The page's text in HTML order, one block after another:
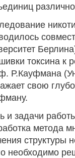
токсина к
Р.Кауфмана
свою
и задачи
метода
структуры
необходимо